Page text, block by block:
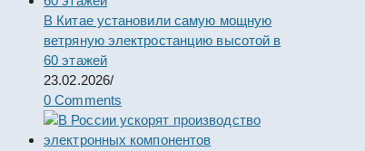
В Китае установили самую мощную
ветряную электростанцию высотой в
60 этажей
23.02.2026/
0 Comments